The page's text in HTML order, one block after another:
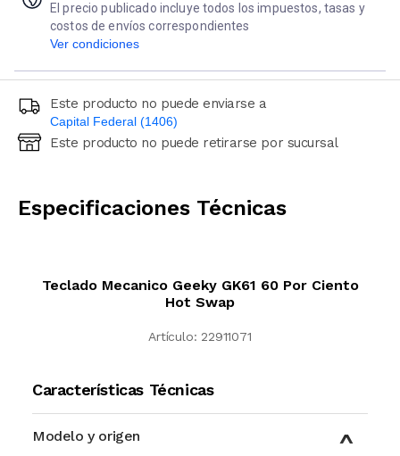
El precio publicado incluye todos los impuestos, tasas y
costos de envíos correspondientes
Ver condiciones
Este producto no puede enviarse a
Capital Federal (1406)
Ingresá código postal (sólo números)
Este producto no puede retirarse por sucursal
Especificaciones Técnicas
Teclado Mecanico Geeky GK61 60 Por Ciento
Hot Swap
Artículo: 22911071
Características Técnicas
Modelo y origen